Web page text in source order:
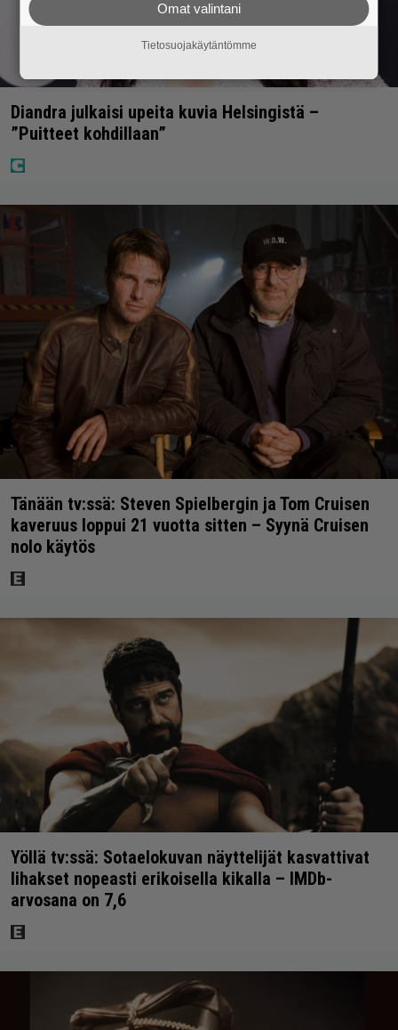
Diandra julkaisi upeita kuvia Helsingistä –
”Puitteet kohdillaan”
Tänään tv:ssä: Steven Spielbergin ja Tom Cruisen
kaveruus loppui 21 vuotta sitten – Syynä Cruisen
nolo käytös
Yöllä tv:ssä: Sotaelokuvan näyttelijät kasvattivat
lihakset nopeasti erikoisella kikalla – IMDb-
arvosana on 7,6
Omat valintani
Tietosuojakäytäntömme